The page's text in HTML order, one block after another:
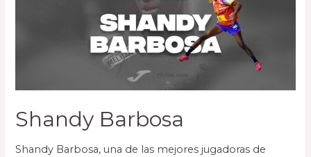
Shandy Barbosa
Shandy Barbosa, una de las mejores jugadoras de